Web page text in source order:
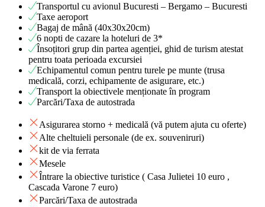
Transportul cu avionul Bucuresti – Bergamo – Bucuresti
Taxe aeroport
Bagaj de mână (40x30x20cm)
6 nopti de cazare la hoteluri de 3*
Însoțitori grup din partea agenției, ghid de turism atestat
pentru toata perioada excursiei
Echipamentul comun pentru turele pe munte (trusa
medicală, corzi, echipamente de asigurare, etc.)
Transport la obiectivele menționate în program
Parcări/Taxa de autostrada
Asigurarea storno + medicală (vă putem ajuta cu oferte)
Alte cheltuieli personale (de ex. souveniruri)
kit de via ferrata
Mesele
Întrare la obiective turistice ( Casa Julietei 10 euro ,
Cascada Varone 7 euro)
Parcări/Taxa de autostrada